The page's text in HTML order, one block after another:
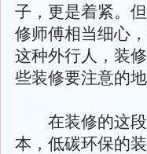
子，更是着紧。
修师傅相当细心
这种外行人，装
些装修要注意的
在装修的这段
本，低碳环保的